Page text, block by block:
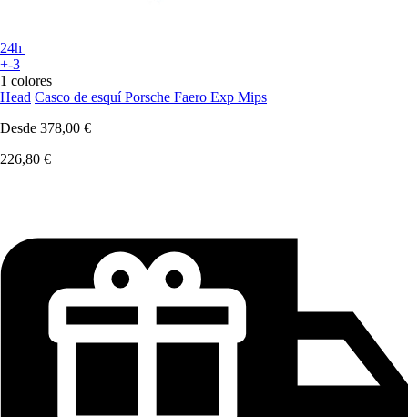
24h
+-3
1 colores
Head Casco de esquí Porsche Faero Exp Mips
Desde 378,00 €
226,80 €